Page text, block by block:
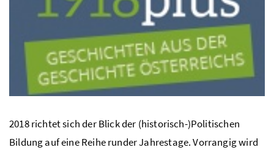
2018 richtet sich der Blick der (historisch-)Politischen
Bildung auf eine Reihe runder Jahrestage. Vorrangig wird